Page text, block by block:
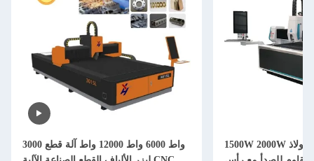
3000 واط 6000 واط 12000 واط آلة قطع
1500W 2000W آلة لقطع ليزر الفولاذ